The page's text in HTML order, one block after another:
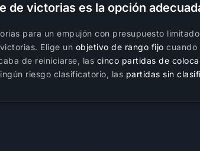
de victorias es la opción
para un empujón con presupuesto
Elige un objetivo de rango fijo cuando
de reiniciarse, las cinco partidas de
riesgo clasificatorio, las partidas sin